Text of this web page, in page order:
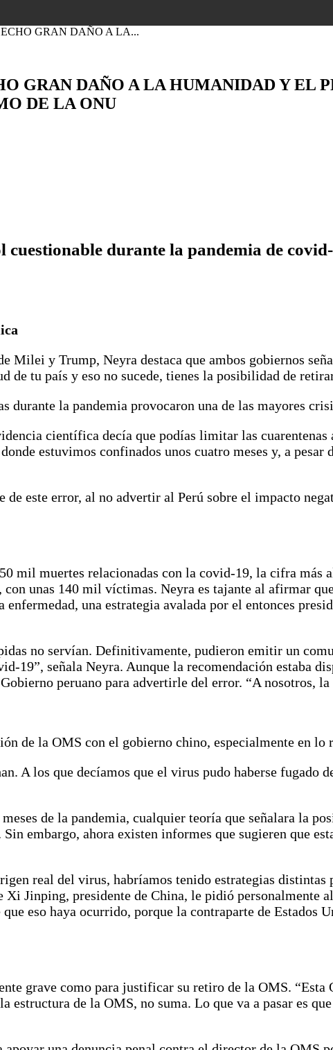
GRAN DAÑO A LA...
GRAN DAÑO A LA HUMANIDAD Y EL
DE LA ONU
durante la pandemia de
Milei y Trump, Neyra destaca que ambos gobiernos
de tu país y eso no sucede, tienes la posibilidad de
durante la pandemia provocaron una de las mayores
científica decía que podías limitar las
estuvimos confinados unos cuatro meses y, a
este error, al no advertir al Perú sobre el impacto
mil muertes relacionadas con la covid-19, la cifra
unas 140 mil víctimas. Neyra es tajante al afirmar
enfermedad, una estrategia avalada por el entonces
no servían. Definitivamente, pudieron emitir un
19”, señala Neyra. Aunque la recomendación estaba
peruano para advertirle del error. “A nosotros,
de la OMS con el gobierno chino, especialmente en
A los que decíamos que el virus pudo haberse fugado
de la pandemia, cualquier teoría que señalara la
embargo, ahora existen informes que sugieren que
real del virus, habríamos tenido estrategias distintas
Jinping, presidente de China, le pidió personalmente
eso haya ocurrido, porque la contraparte de Estados
grave como para justificar su retiro de la OMS.
estructura de la OMS, no suma. Lo que va a pasar es